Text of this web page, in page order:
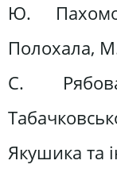
Ю.
Полохала,
С.
Якушика та